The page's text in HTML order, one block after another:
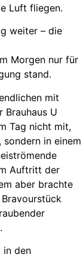
Luft fliegen.
weiter – die
Morgen nur für
stand.
mit
Brauhaus U
Tag nicht mit,
in einem
Auftritt der
aber brachte
in den